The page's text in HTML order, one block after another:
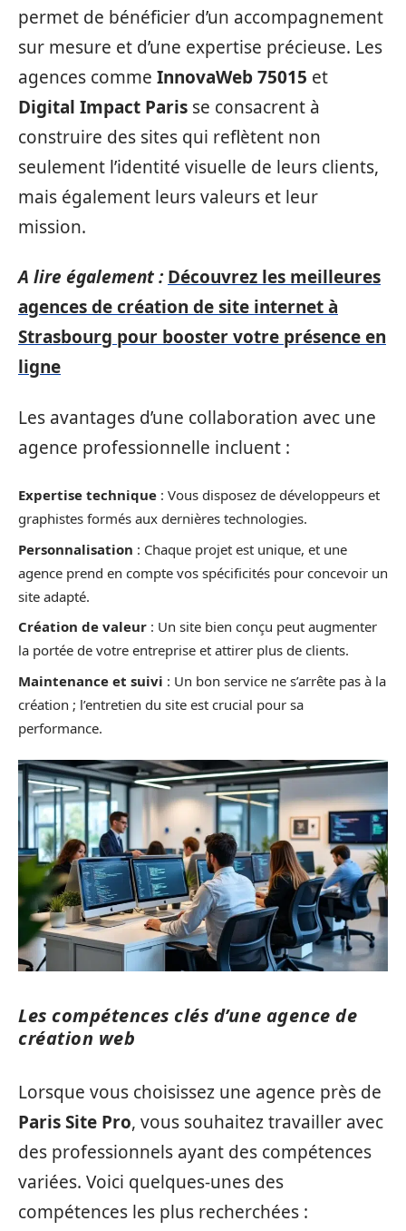
permet de bénéficier d’un accompagnement
sur mesure et d’une expertise précieuse. Les
agences comme InnovaWeb 75015 et
Digital Impact Paris se consacrent à
construire des sites qui reflètent non
seulement l’identité visuelle de leurs clients,
mais également leurs valeurs et leur
mission.
A lire également : Découvrez les meilleures
agences de création de site internet à
Strasbourg pour booster votre présence en
ligne
Les avantages d’une collaboration avec une
agence professionnelle incluent :
Expertise technique : Vous disposez de développeurs et
graphistes formés aux dernières technologies.
Personnalisation : Chaque projet est unique, et une
agence prend en compte vos spécificités pour concevoir un
site adapté.
Création de valeur : Un site bien conçu peut augmenter
la portée de votre entreprise et attirer plus de clients.
Maintenance et suivi : Un bon service ne s’arrête pas à la
création ; l’entretien du site est crucial pour sa
performance.
Les compétences clés d’une agence de
création web
Lorsque vous choisissez une agence près de
Paris Site Pro, vous souhaitez travailler avec
des professionnels ayant des compétences
variées. Voici quelques-unes des
compétences les plus recherchées :